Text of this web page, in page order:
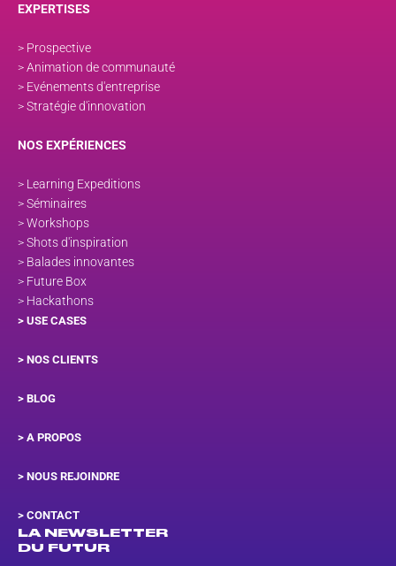
EXPERTISES
> Prospective
> Animation de communauté
> Evénements d'entreprise
> Stratégie d'innovation
NOS EXPÉRIENCES
> Learning Expeditions
> Séminaires
> Workshops
> Shots d'inspiration
> Balades innovantes
> Future Box
> Hackathons
> USE CASES
> NOS CLIENTS
> BLOG
> A PROPOS
> NOUS REJOINDRE
> CONTACT
LA NEWSLETTER
DU FUTUR